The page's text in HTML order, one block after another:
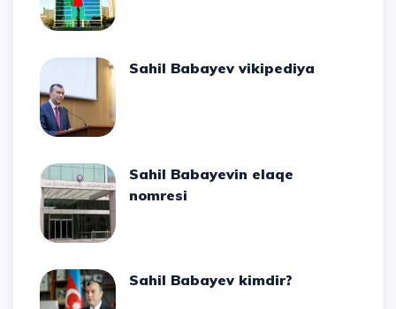
Sahil Babayev vikipediya
Sahil Babayevin elaqe
nomresi
Sahil Babayev kimdir?